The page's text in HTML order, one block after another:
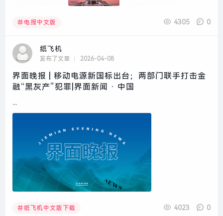
电报中文版 4305 0
纸飞机
发布了文章 2026-04-08
界面晚报 | 移动电源新国标出台；两部门联手打击金
融“黑灰产”犯罪|界面新闻 · 中国
...
纸飞机中文版下载 4023 0